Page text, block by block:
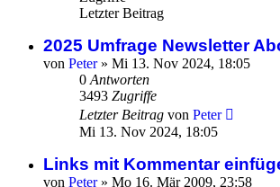
Letzter Beitrag
2025 Umfrage Newsletter
von Peter» Mi 13. Nov 2024, 18:05
0 Antworten
3493 Zugriffe
Letzter Beitrag von Peter
Mi 13. Nov 2024, 18:05
Links mit Kommentar
von Peter» Mo 16. Mär 2009, 23:58